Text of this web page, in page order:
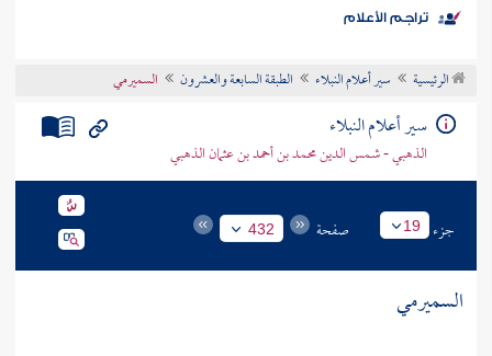
موضوعي
تراجم الأعلام
الرئيسية سير أعلام النبلاء الطبقة السابعة والعشرون السميرمي
سير أعلام النبلاء
الذهبي - شمس الدين محمد بن أحمد بن عثمان الذهبي
جزء 19 صفحة 432
السميرمي